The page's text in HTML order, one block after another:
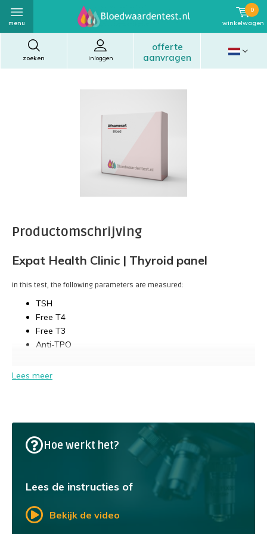
zoeken
offerte
aanvragen
inloggen
menu winkelwagen
0
Productomschrijving
Expat Health Clinic | Thyroid panel
In this test, the following parameters are measured:
TSH
Free T4
Free T3
Anti-TPO
Lees meer
Hoe werkt het?
Lees de instructies of
Bekijk de video